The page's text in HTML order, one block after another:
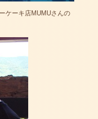
ケーキ店MUMUさんの